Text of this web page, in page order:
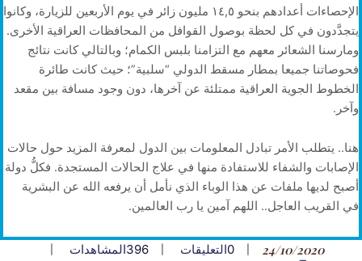
الإحصاءات أعدادهم بنحو ١٤,٥ مليون زائر في يوم الأربعين للزيارة، وكانوا
يتجدَّدون في كل لحظة بوصول القوافل من المحافظات العراقية الأخرى.
ومارسنا الشعائر معهم مع التزامنا بلبس الكمام؛ وبالتالي كانت نتائج
فحوصاتنا جميعا بمطار مسقط الدولي “سلبية”؛ حيث كانت طائرة
الخطوط الجوية العراقية ممتلئة عن آخرها، دون وجود مسافة بين مقعد
وآخر.
هنا.. يتطلب الأمر تبادل المعلومات بين الدول لمعرفة المزيد حول حالات
الإصابات والشفاء للاستفادة منها في علاج الحالات المستجدة. فكلُّ دولة
أصبح لديها ملفات عن هذا الوباء الذي نأمل أن يرفعه الله عن البشرية
في القريب العاجل.. اللهم آمين يا رب العالمين.
24/10/2020
0التعليقات 396المشاهدات